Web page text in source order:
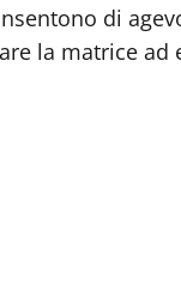
di
la matrice